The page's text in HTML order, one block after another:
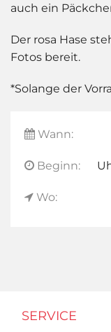
auch ein
Der rosa Hase
Fotos bereit.
*Solange der
Wann:
Beginn:
Wo:
SERVICE